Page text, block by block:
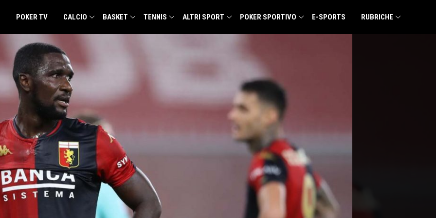
POKER TV CALCIO BASKET TENNIS ALTRI SPORT POKER SPORTIVO E-SPORTS RUBRICHE